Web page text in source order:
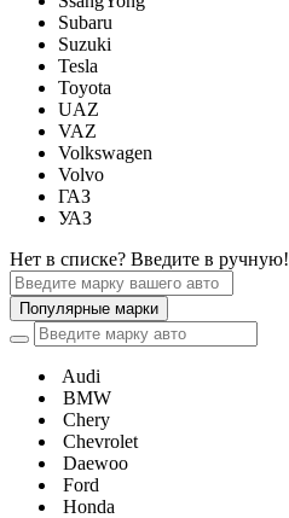
Subaru
Suzuki
Tesla
Toyota
UAZ
VAZ
Volkswagen
Volvo
ГАЗ
УАЗ
Нет в списке? Введите в ручную!
Популярные марки
Audi
BMW
Chery
Chevrolet
Daewoo
Ford
Honda